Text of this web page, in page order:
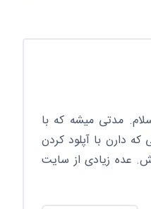
مدتی میشه که با
که دارن با آپلود کردن
عده زیادی از سایت